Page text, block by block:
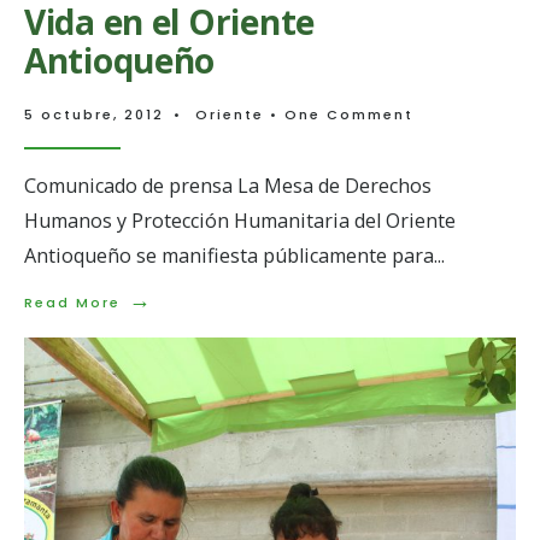
Vida en el Oriente
Antioqueño
5 octubre, 2012 • Oriente • One Comment
Comunicado de prensa La Mesa de Derechos
Humanos y Protección Humanitaria del Oriente
Antioqueño se manifiesta públicamente para...
Read More →
Read
Preocupación
por
violación
del
Derecho
a
la
Vida
en